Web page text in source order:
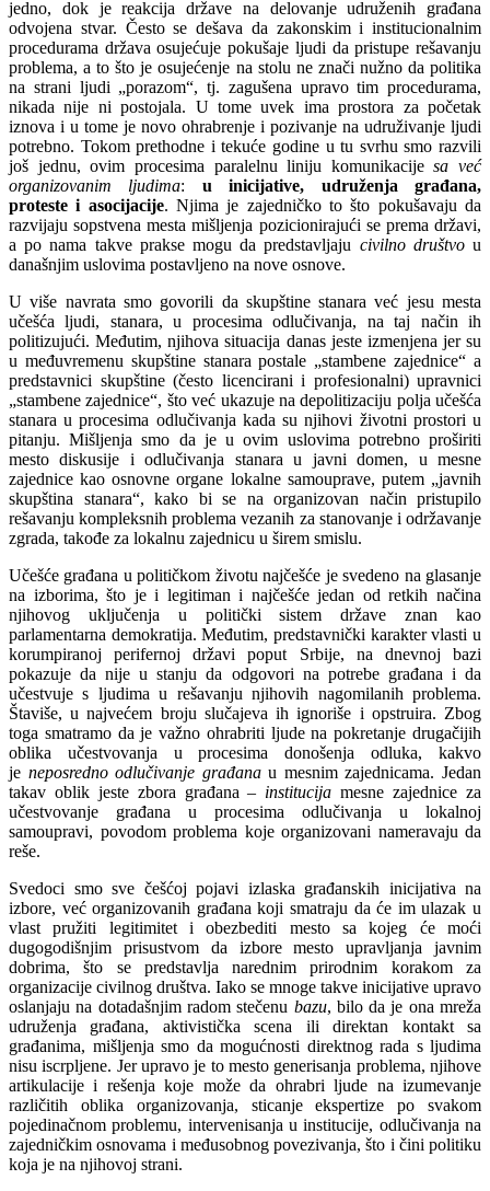
jedno, dok je reakcija države na delovanje udruženih građana
odvojena stvar. Često se dešava da zakonskim i institucionalnim
procedurama država osujećuje pokušaje ljudi da pristupe rešavanju
problema, a to što je osujećenje na stolu ne znači nužno da politika
na strani ljudi „porazom“, tj. zagušena upravo tim procedurama,
nikada nije ni postojala. U tome uvek ima prostora za početak
iznova i u tome je novo ohrabrenje i pozivanje na udruživanje ljudi
potrebno. Tokom prethodne i tekuće godine u tu svrhu smo razvili
još jednu, ovim procesima paralelnu liniju komunikacijesa već
organizovanim ljudima: u inicijative, udruženja građana,
proteste i asocijacije. Njima je zajedničko to što pokušavaju da
razvijaju sopstvena mesta mišljenja pozicionirajući se prema državi,
a po nama takve prakse mogu da predstavljaju civilno društvou
današnjim uslovima postavljeno na nove osnove.
U više navrata smo govorili da skupštine stanara već jesu mesta
učešća ljudi, stanara, u procesima odlučivanja, na taj način ih
politizujući. Međutim, njihova situacija danas jeste izmenjena jer su
u međuvremenu skupštine stanara postale „stambene zajednice“ a
predstavnici skupštine (često licencirani i profesionalni) upravnici
„stambene zajednice“, što već ukazuje na depolitizaciju polja učešća
stanara u procesima odlučivanja kada su njihovi životni prostori u
pitanju. Mišljenja smo da je u ovim uslovima potrebno proširiti
mesto diskusije i odlučivanja stanara u javni domen, u mesne
zajednice kao osnovne organe lokalne samouprave, putem „javnih
skupština stanara“, kako bi se na organizovan način pristupilo
rešavanju kompleksnih problema vezanih za stanovanje i održavanje
zgrada, takođe za lokalnu zajednicu u širem smislu.
Učešće građana u političkom životu najčešće je svedeno na glasanje
na izborima, što je i legitiman i najčešće jedan od retkih načina
njihovog uključenja u politički sistem države znan kao
parlamentarna demokratija. Međutim, predstavnički karakter vlasti u
korumpiranoj perifernoj državi poput Srbije, na dnevnoj bazi
pokazuje da nije u stanju da odgovori na potrebe građana i da
učestvuje s ljudima u rešavanju njihovih nagomilanih problema.
Štaviše, u najvećem broju slučajeva ih ignoriše i opstruira. Zbog
toga smatramo da je važno ohrabriti ljude na pokretanje drugačijih
oblika učestvovanja u procesima donošenja odluka, kakvo
je neposredno odlučivanje građanau mesnim zajednicama. Jedan
takav oblik jeste zbora građana – institucija mesne zajednice za
učestvovanje građana u procesima odlučivanja u lokalnoj
samoupravi, povodom problema koje organizovani nameravaju da
reše.
Svedoci smo sve češćoj pojavi izlaska građanskih inicijativa na
izbore, već organizovanih građana koji smatraju da će im ulazak u
vlast pružiti legitimitet i obezbediti mesto sa kojeg će moći
dugogodišnjim prisustvom da izbore mesto upravljanja javnim
dobrima, što se predstavlja narednim prirodnim korakom za
organizacije civilnog društva. Iako se mnoge takve inicijative upravo
oslanjaju na dotadašnjim radom stečenu bazu, bilo da je ona mreža
udruženja građana, aktivistička scena ili direktan kontakt sa
građanima, mišljenja smo da mogućnosti direktnog rada s ljudima
nisu iscrpljene. Jer upravo je to mesto generisanja problema, njihove
artikulacije i rešenja koje može da ohrabri ljude na izumevanje
različitih oblika organizovanja, sticanje ekspertize po svakom
pojedinačnom problemu, intervenisanja u institucije, odlučivanja na
zajedničkim osnovama i međusobnog povezivanja, što i čini politiku
koja je na njihovoj strani.